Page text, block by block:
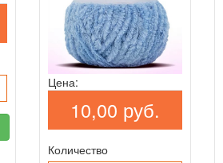
Цена:
10,00 руб.
Количество